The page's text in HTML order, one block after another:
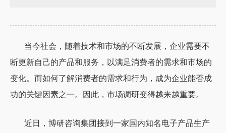
当今社会，随着技术和市场的不断发展，企业需要不
断更新自己的产品和服务，以满足消费者的需求和市场的
变化。而如何了解消费者的需求和行为，成为企业能否成
功的关键因素之一。因此，市场调研变得越来越重要。
近日，博研咨询集团接到一家国内知名电子产品生产